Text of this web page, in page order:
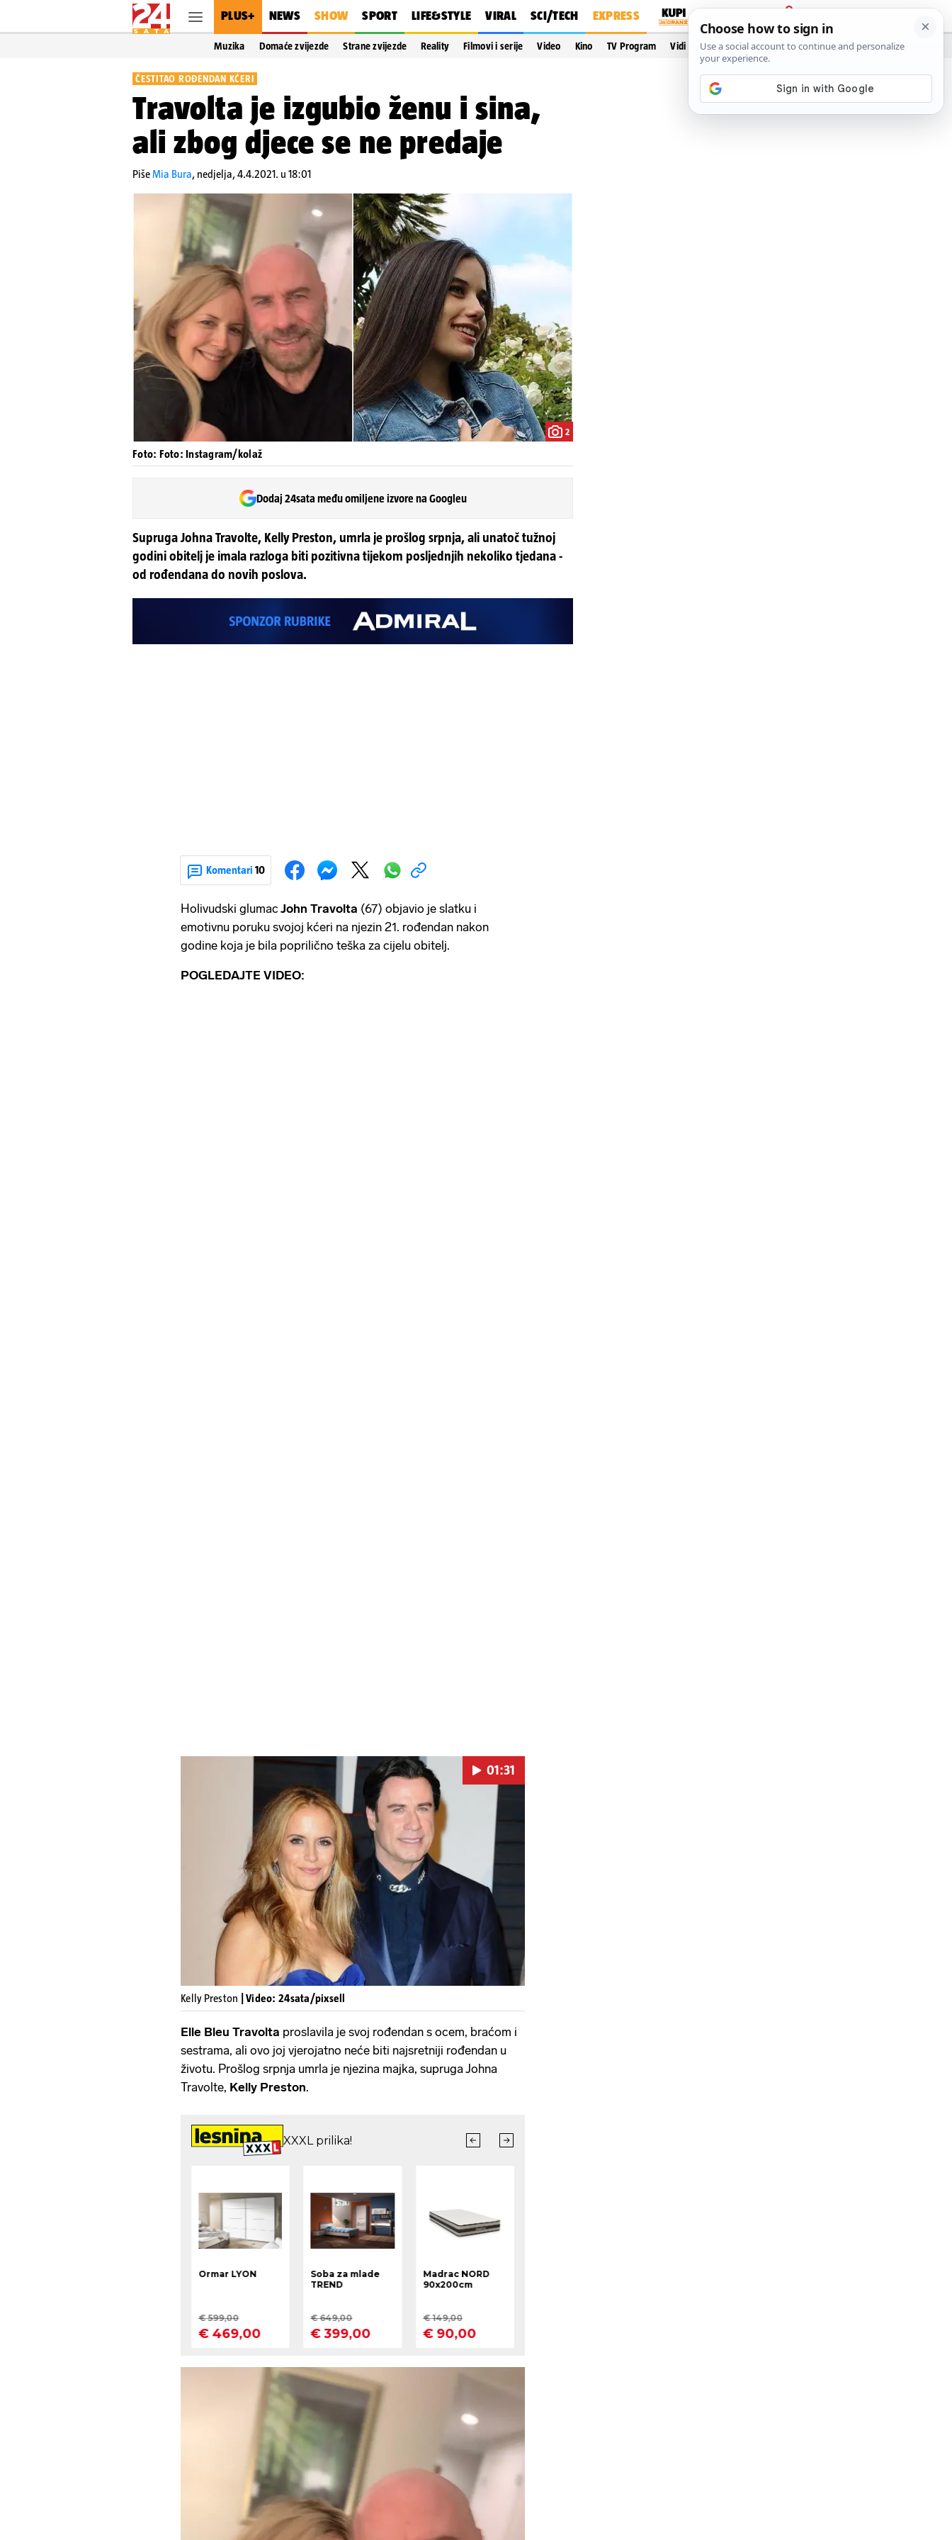
PLUS+ NEWS SHOW SPORT LIFE&STYLE VIRAL SCI/TECH EXPRESS
PRIJAVA
Muzika Domaće zvijezde Strane zvijezde Reality Filmovi i serije Video Kino TV Program Vidi još…
ČESTITAO ROĐENDAN KĆERI
Travolta je izgubio ženu i sina,
ali zbog djece se ne predaje
PišeMia Bura, nedjelja, 4.4.2021. u 18:01
2
Foto: Foto: Instagram/kolaž
Dodaj 24sata među omiljene izvore na Googleu
Supruga Johna Travolte, Kelly Preston, umrla je prošlog srpnja, ali unatoč tužnoj
godini obitelj je imala razloga biti pozitivna tijekom posljednjih nekoliko tjedana -
od rođendana do novih poslova.
Komentari 10
Holivudski glumac John Travolta (67) objavio je slatku i
emotivnu poruku svojoj kćeri na njezin 21. rođendan nakon
godine koja je bila poprilično teška za cijelu obitelj.
POGLEDAJTE VIDEO:
Pokretanje videa...
01:31
Kelly Preston | Video: 24sata/pixsell
Elle Bleu Travolta proslavila je svoj rođendan s ocem, braćom i
sestrama, ali ovo joj vjerojatno neće biti najsretniji rođendan u
životu. Prošlog srpnja umrla je njezina majka, supruga Johna
Travolte, Kelly Preston.